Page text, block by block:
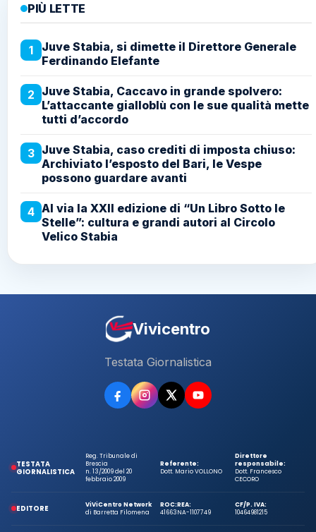
PIÙ LETTE
1
Juve Stabia, si dimette il Direttore Generale
Ferdinando Elefante
2 Juve Stabia, Caccavo in grande spolvero:
L’attaccante gialloblù con le sue qualità mette
tutti d’accordo
3 Juve Stabia, caso crediti di imposta chiuso:
Archiviato l’esposto del Bari, le Vespe
possono guardare avanti
4 Al via la XXII edizione di “Un Libro Sotto le
Stelle”: cultura e grandi autori al Circolo
Velico Stabia
Vivicentro
Testata Giornalistica
TESTATA
GIORNALISTICA
Reg. Tribunale di
Brescia
n. 13/2009 del 20
febbraio 2009
Referente:
Dott. Mario VOLLONO
Direttore
responsabile:
Dott. Francesco
CECORO
EDITORE
ViViCentro Network
di Barretta Filomena
ROC:
41663
REA:
NA-1107749
CF/P. IVA:
10464981215